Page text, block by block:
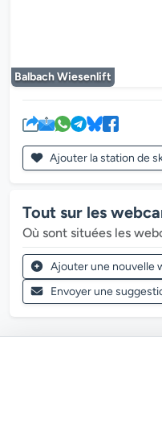
Balbach Wiesenlift
Ajouter la station de
Tout sur les
Où sont situées les
Ajouter une nouvelle
Envoyer une